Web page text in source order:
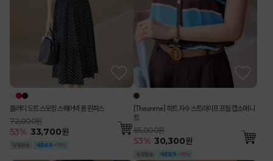
플러티 도트 스모킹 스퀘어넥 롱 원피스
72,000원
53% 33,700원
[Theonme] 하트 자수 스트라이프 프릴 캡소매 니
트
65,000원
53% 30,300원